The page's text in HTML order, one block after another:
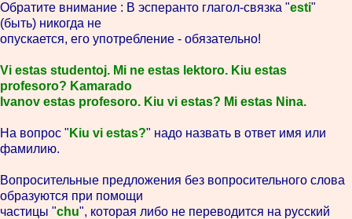
Обратите внимание : В эсперанто глагол-связка "esti"
(быть) никогда не
опускается, его употребление - обязательно!
Vi estas studentoj. Mi ne estas lektoro. Kiu estas
profesoro? Kamarado
Ivanov estas profesoro. Kiu vi estas? Mi estas Nina.
На вопрос " Kiu vi estas?" надо назвать в ответ имя или
фамилию.
Вопросительные предложения без вопросительного слова
образуются при помощи
частицы "chu", которая либо не переводится на русский